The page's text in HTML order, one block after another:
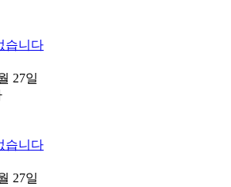
습니다
27일
습니다
27일